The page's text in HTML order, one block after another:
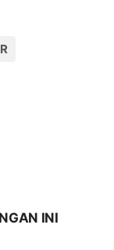
INI